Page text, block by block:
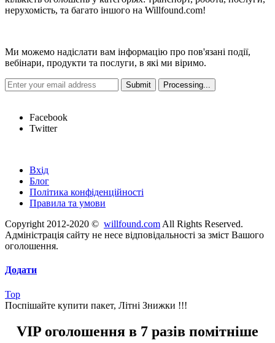
нерухомість, та багато іншого на Willfound.com!
Ми можемо надіслати вам інформацію про пов'язані події,
вебінари, продукти та послуги, в які ми віримо.
Facebook
Twitter
Вхід
Блог
Політика конфіденційності
Правила та умови
Copyright 2012-2020 © willfound.com All Rights Reserved.
Адміністрація сайту не несе відповідальності за зміст Вашого
оголошення.
Додати
Top
Поспішайте купити пакет, Літні Знижки !!!
VIP оголошення в 7 разів помітніше